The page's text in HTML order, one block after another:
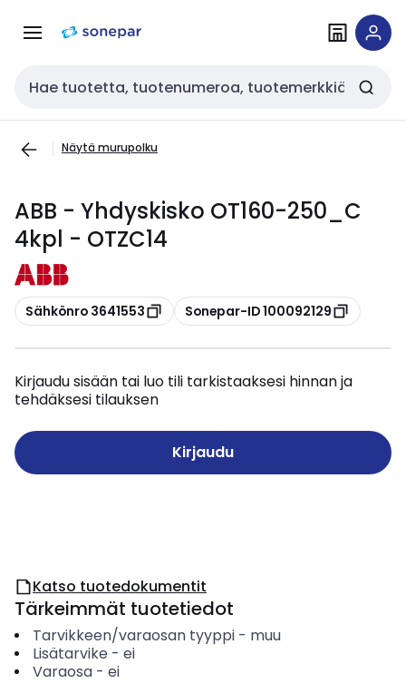
navigointiinsisältöön
Haku
Näytä murupolku
ABB - Yhdyskisko OT160-250_C
4kpl - OTZC14
Kopioi
Sähkönro 3641553 Kopioi
Sonepar-ID 100092129
Kirjaudu sisään tai luo tili tarkistaaksesi hinnan ja
tehdäksesi tilauksen
Kirjaudu
Katso tuotedokumentit
Tärkeimmät tuotetiedot
Tarvikkeen/varaosan tyyppi- muu
Lisätarvike - ei
Varaosa- ei